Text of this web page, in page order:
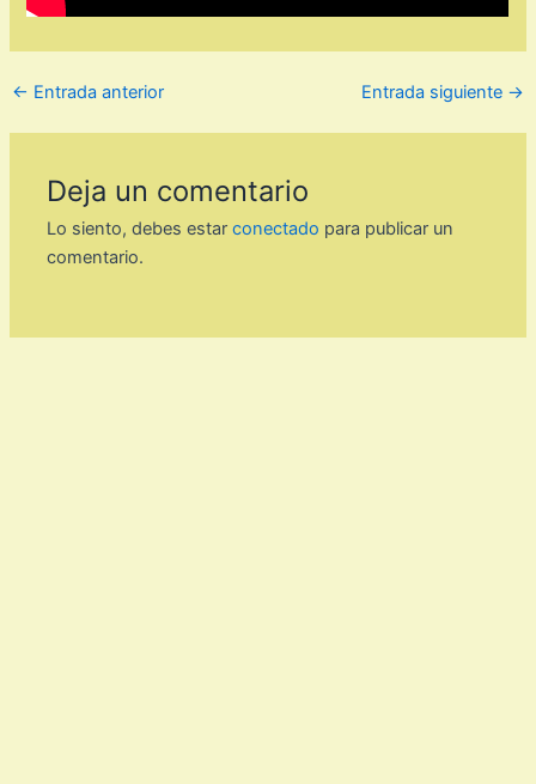
← Entrada anterior Entrada siguiente →
Deja un comentario
Lo siento, debes estarconectado para publicar un
comentario.